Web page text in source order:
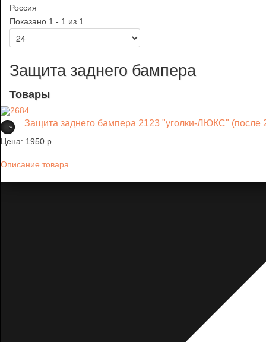
Россия
Показано 1 - 1 из 1
Защита заднего бампера
Товары
Защита заднего бампера 2123 "уголки-ЛЮКС" (после
Цена: 1950 p.
Описание товара